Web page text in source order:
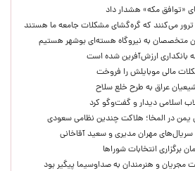
«توافق مکه» هشدار داد
می‌کنند که گره‌گشای مشکلات جامعه ما هستند
متخصصان به نیروگاه هسته‌ای بوشهر هستیم
بانکداری ارزش‌آفرین شده است
مالی موبایلش را فروخت
عراق به طرح خلع سلاح
اسلامی دیدار و گفت‌وگو کرد
در المخا؛ هلاکت چندین نظامی سعودی
برگزاری انتخابات شوراها
مجریان و هنرمندان به صداوسیما پیگیر بود